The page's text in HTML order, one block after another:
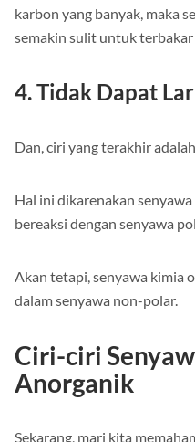
karbon yang banyak, maka
semakin sulit untuk terbakar
4. Tidak Dapat
Dan, ciri yang terakhir
Hal ini dikarenakan
bereaksi dengan senyawa
Akan tetapi, senyawa kimia
dalam senyawa non-polar.
Ciri-ciri
Anorganik
Sekarang, mari kita